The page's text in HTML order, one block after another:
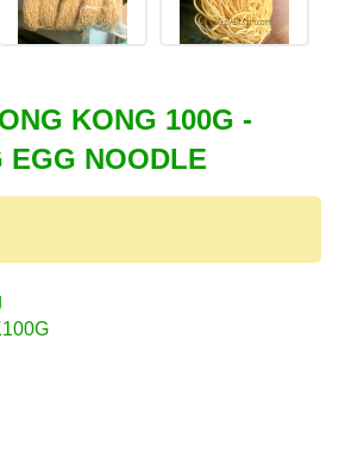
KONG 100G -
EGG NOODLE